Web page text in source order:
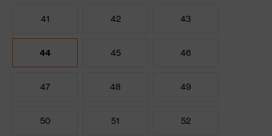
41 42 43
44 45 46
47 48 49
50 51 52